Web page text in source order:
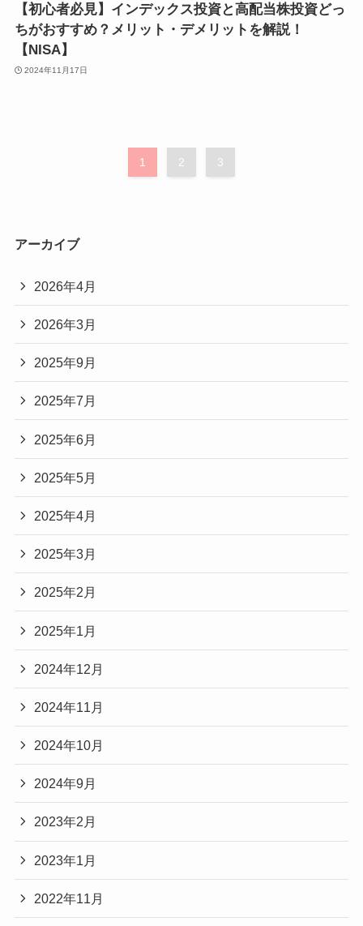
【初心者必見】インデックス投資と高配当株投資どっ
ちがおすすめ？メリット・デメリットを解説！
【NISA】
2024年11月17日
1 2 3
アーカイブ
2026年4月
2026年3月
2025年9月
2025年7月
2025年6月
2025年5月
2025年4月
2025年3月
2025年2月
2025年1月
2024年12月
2024年11月
2024年10月
2024年9月
2023年2月
2023年1月
2022年11月